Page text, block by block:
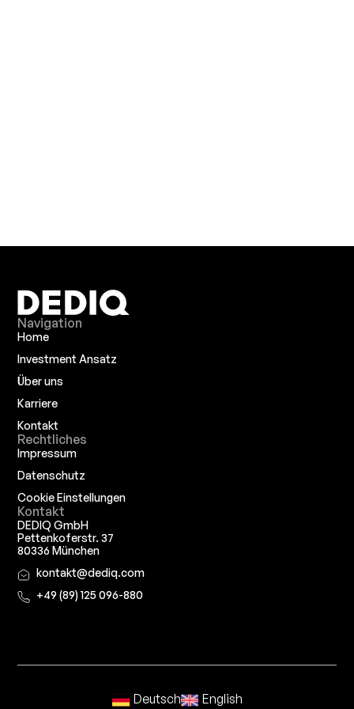
Navigation
Home
Investment Ansatz
Über uns
Karriere
Kontakt
Rechtliches
Impressum
Datenschutz
Cookie Einstellungen
Kontakt
DEDIQ GmbH
Pettenkoferstr. 37
80336 München
kontakt@dediq.com
+49 (89) 125 096-880
Deutsch English